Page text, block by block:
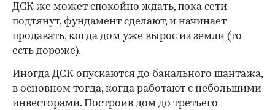
ДСК же может спокойно ждать, пока сети
подтянут, фундамент сделают, и начинает
продавать, когда дом уже вырос из земли (то
есть дороже).
Иногда ДСК опускаются до банального шантажа,
в основном тогда, когда работают с небольшими
инвесторами. Построив дом до третьего-